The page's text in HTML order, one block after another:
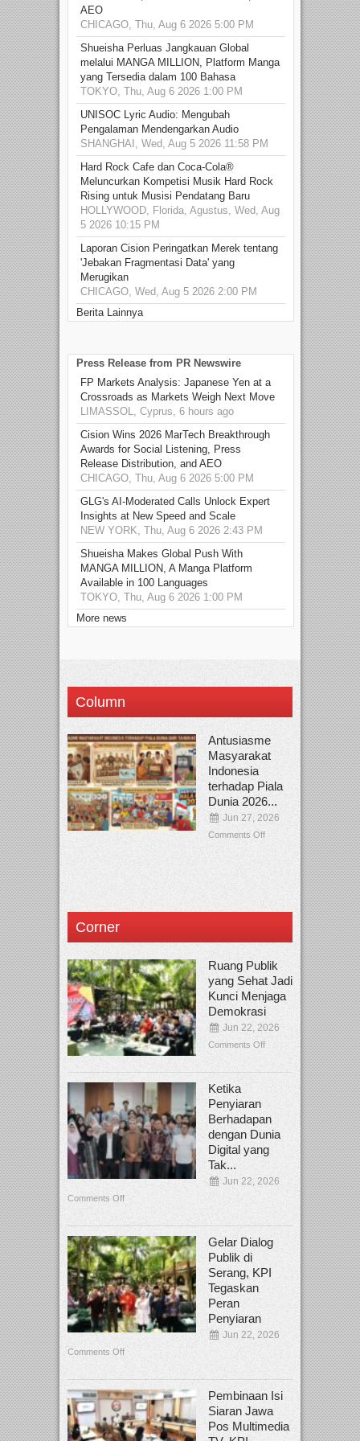
AEO
CHICAGO, Thu, Aug 6 2026 5:00 PM
Shueisha Perluas Jangkauan Global
melalui MANGA MILLION, Platform Manga
yang Tersedia dalam 100 Bahasa
TOKYO, Thu, Aug 6 2026 1:00 PM
UNISOC Lyric Audio: Mengubah
Pengalaman Mendengarkan Audio
SHANGHAI, Wed, Aug 5 2026 11:58 PM
Hard Rock Cafe dan Coca-Cola®
Meluncurkan Kompetisi Musik Hard Rock
Rising untuk Musisi Pendatang Baru
HOLLYWOOD, Florida, Agustus, Wed, Aug
5 2026 10:15 PM
Laporan Cision Peringatkan Merek tentang
'Jebakan Fragmentasi Data' yang
Merugikan
CHICAGO, Wed, Aug 5 2026 2:00 PM
Berita Lainnya
Press Release from PR Newswire
FP Markets Analysis: Japanese Yen at a
Crossroads as Markets Weigh Next Move
LIMASSOL, Cyprus, 6 hours ago
Cision Wins 2026 MarTech Breakthrough
Awards for Social Listening, Press
Release Distribution, and AEO
CHICAGO, Thu, Aug 6 2026 5:00 PM
GLG's AI-Moderated Calls Unlock Expert
Insights at New Speed and Scale
NEW YORK, Thu, Aug 6 2026 2:43 PM
Shueisha Makes Global Push With
MANGA MILLION, A Manga Platform
Available in 100 Languages
TOKYO, Thu, Aug 6 2026 1:00 PM
More news
Column
Antusiasme
Masyarakat
Indonesia
terhadap Piala
Dunia 2026...
Jun 27, 2026
Comments Off
Corner
Ruang Publik
yang Sehat Jadi
Kunci Menjaga
Demokrasi
Jun 22, 2026
Comments Off
Ketika
Penyiaran
Berhadapan
dengan Dunia
Digital yang
Tak...
Jun 22, 2026
Comments Off
Gelar Dialog
Publik di
Serang, KPI
Tegaskan
Peran
Penyiaran
Jun 22, 2026
Comments Off
Pembinaan Isi
Siaran Jawa
Pos Multimedia